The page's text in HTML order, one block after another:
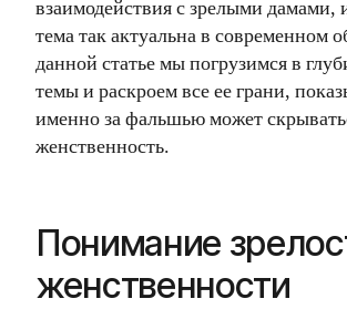
взаимодействия с зрелыми дамами,
тема так актуальна в современном
данной статье мы погрузимся в
темы и раскроем все ее грани,
именно за фальшью может
женственность.
Понимание
женственности